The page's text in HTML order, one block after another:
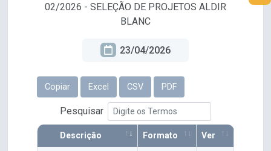
02/2026 - SELEÇÃO DE PROJETOS ALDIR
BLANC
23/04/2026
Copiar Excel CSV PDF
Pesquisar
Descrição Formato Ver